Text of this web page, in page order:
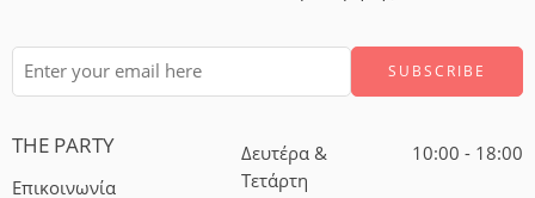
THE PARTY
Επικοινωνία
Δευτέρα &
Τετάρτη
10:00 - 18:00